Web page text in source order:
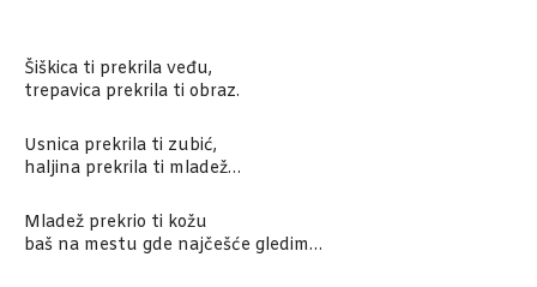
Šiškica ti prekrila veđu,
trepavica prekrila ti obraz.
Usnica prekrila ti zubić,
haljina prekrila ti mladež…
Mladež prekrio ti kožu
baš na mestu gde najčešće gledim…